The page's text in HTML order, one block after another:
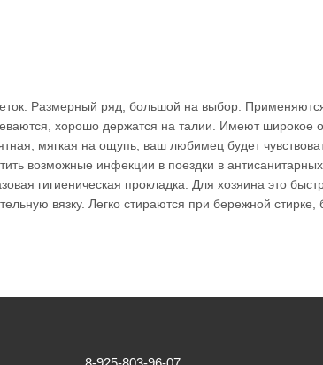
Размерный ряд, большой на выбор.
хорошо держатся на талии. Имеют широкое
мягкая на ощупь, ваш любимец будет
возможные инфекции в поездки в антисанитарных
гигиеническая прокладка. Для хозяина это
вязку. Легко стираются при бережной стирке,